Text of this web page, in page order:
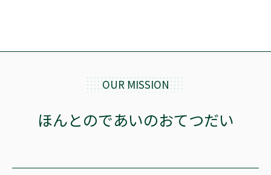
OUR MISSION
ほんとのであいのおてつだい